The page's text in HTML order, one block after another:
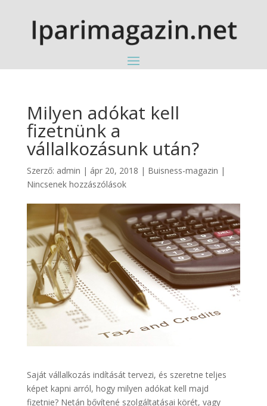
Milyen adókat kell
fizetnünk a
vállalkozásunk után?
Szerző: admin | ápr 20, 2018 | Buisness-magazin |
Nincsenek hozzászólások
Saját vállalkozás indítását tervezi, és szeretne teljes
képet kapni arról, hogy milyen adókat kell majd
fizetnie? Netán bővítené szolgáltatásai körét, vagy